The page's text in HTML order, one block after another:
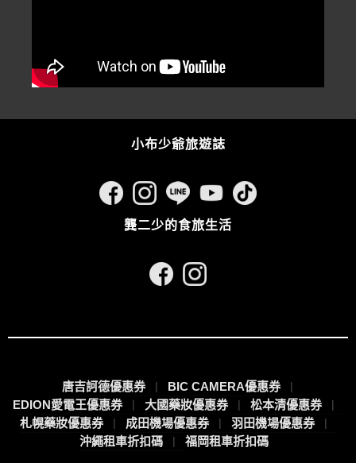
小布少爺旅遊誌
龔二少的食旅生活
唐吉訶德優惠券
BIC CAMERA優惠券
EDION愛電王優惠券
大國藥妝優惠券
松本清優惠券
札幌藥妝優惠券
成田機場優惠券
羽田機場優惠券
沖繩租車折扣碼
福岡租車折扣碼